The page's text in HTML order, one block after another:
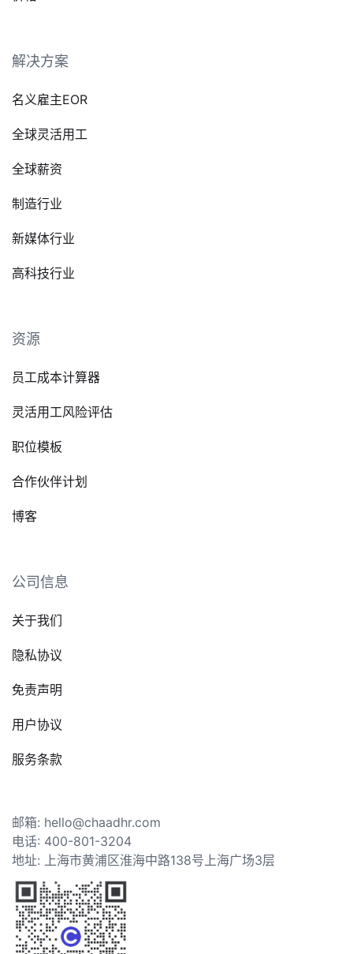
解决方案
名义雇主EOR
全球灵活用工
全球薪资
制造行业
新媒体行业
高科技行业
资源
员工成本计算器
灵活用工风险评估
职位模板
合作伙伴计划
博客
公司信息
关于我们
隐私协议
免责声明
用户协议
服务条款
邮箱: hello@chaadhr.com
电话: 400-801-3204
地址: 上海市黄浦区淮海中路138号上海广场3层